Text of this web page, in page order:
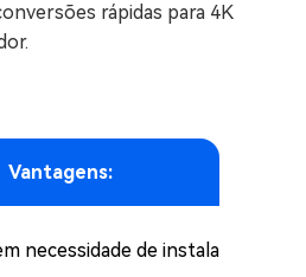
rápidas para 4K
Vantagens:
necessidade de instalação.